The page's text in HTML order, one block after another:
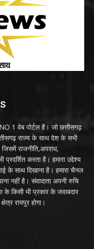
1 वेब पोर्टल है। जो छत्तीसगढ़
राज्य के साथ देश के सभी
राजनीति,अपराध,
करता है। हमारा उद्देश्य
के साथ दिखाना है। हमारा चैनल
नहीं है। संवादाता अपनी रुचि
के किसी भी प्रकार के जवाबदार
रायपुर होगा।